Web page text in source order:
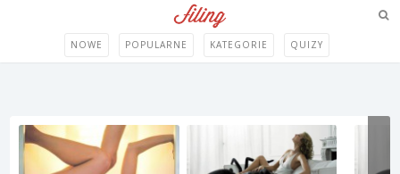
NOWE POPULARNE KATEGORIE QUIZY